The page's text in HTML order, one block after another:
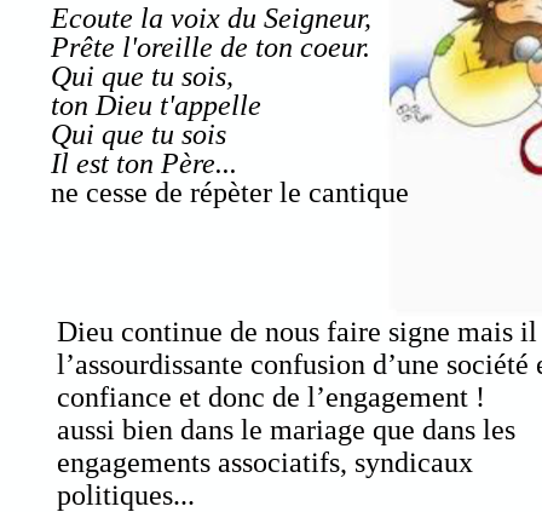
Ecoute la voix du Seigneur,
Prête l'oreille de ton coeur.
Qui que tu sois,
ton Dieu t'appelle
Qui que tu sois
Il est ton Père...
ne cesse de répèter le cantique
Dieu continue de nous faire signe mais il
l’assourdissante confusion d’une
confiance et donc de l’engagement !
aussi bien dans le mariage que dans les
engagements associatifs, syndicaux
politiques...